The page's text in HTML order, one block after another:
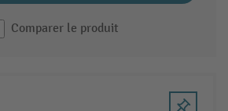
Comparer le produit